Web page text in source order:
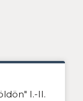
I.-II.